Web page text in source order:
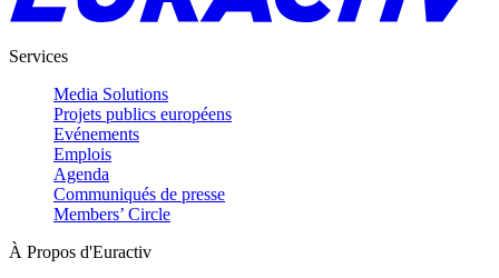
Services
Media Solutions
Projets publics européens
Evénements
Emplois
Agenda
Communiqués de presse
Members’ Circle
À Propos d'Euractiv